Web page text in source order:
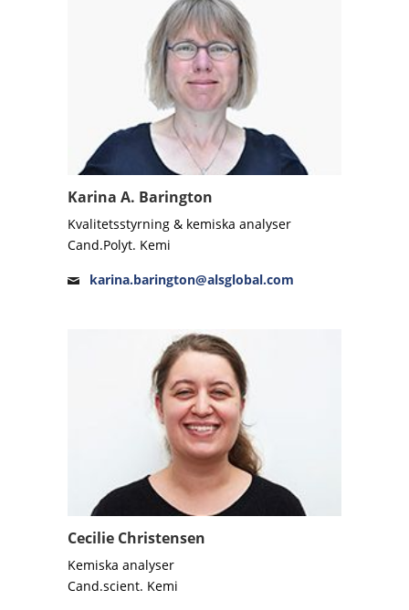
Karina A. Barington
Kvalitetsstyrning & kemiska analyser
Cand.Polyt. Kemi
karina.barington@alsglobal.com
Cecilie Christensen
Kemiska analyser
Cand.scient. Kemi